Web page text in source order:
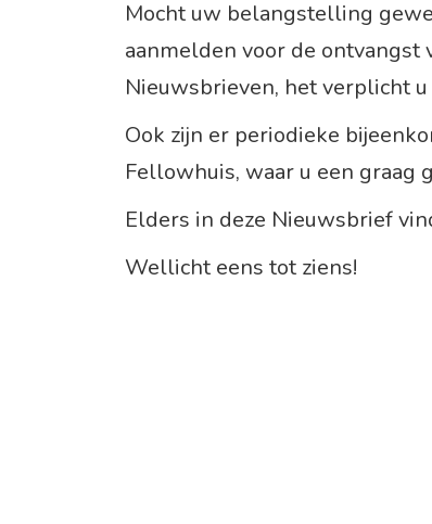
Mocht uw belangstelling
aanmelden voor de ontvangst
Nieuwsbrieven, het verplicht
Ook zijn er periodieke
Fellowhuis, waar u een graag
Elders in deze Nieuwsbrief
Wellicht eens tot ziens!